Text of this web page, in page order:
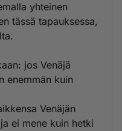
yhteinen
tässä tapauksessa,
jos Venäjä
enemmän kuin
Venäjän
ei mene kuin hetki